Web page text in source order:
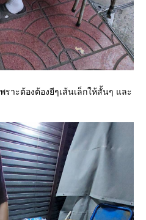
ราะต้องต้องยีๆเส้นเล็กให้สั้นๆ และ